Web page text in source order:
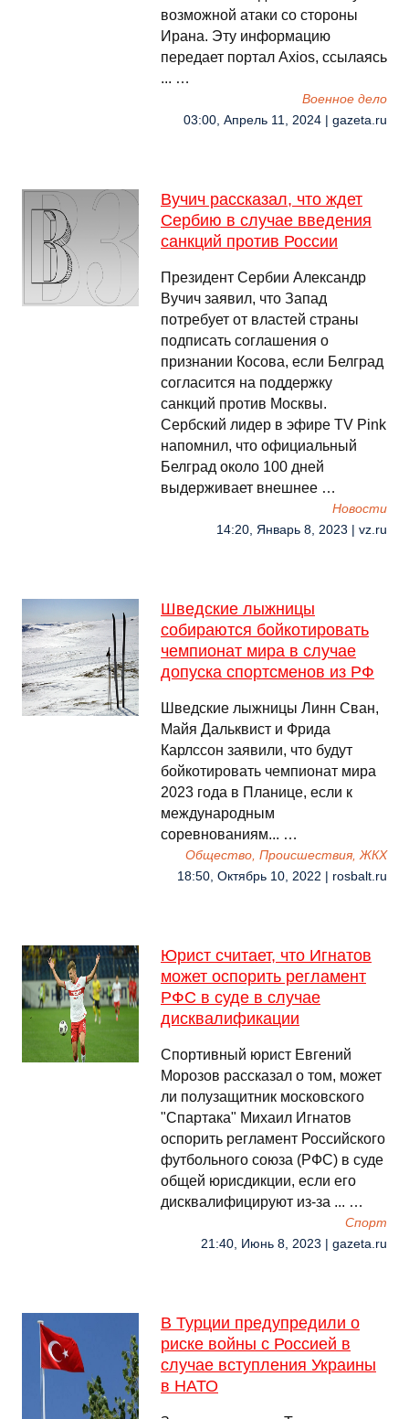
возможной атаки со стороны
Ирана. Эту информацию
передает портал Axios, ссылаясь
... …
Военное дело
03:00, Апрель 11, 2024 | gazeta.ru
Вучич рассказал, что ждет
Сербию в случае введения
санкций против России
Президент Сербии Александр
Вучич заявил, что Запад
потребует от властей страны
подписать соглашения о
признании Косова, если Белград
согласится на поддержку
санкций против Москвы.
Сербский лидер в эфире TV Pink
напомнил, что официальный
Белград около 100 дней
выдерживает внешнее …
Новости
14:20, Январь 8, 2023 | vz.ru
Шведские лыжницы
собираются бойкотировать
чемпионат мира в случае
допуска спортсменов из РФ
Шведские лыжницы Линн Сван,
Майя Дальквист и Фрида
Карлссон заявили, что будут
бойкотировать чемпионат мира
2023 года в Планице, если к
международным
соревнованиям... …
Общество, Происшествия, ЖКХ
18:50, Октябрь 10, 2022 | rosbalt.ru
Юрист считает, что Игнатов
может оспорить регламент
РФС в суде в случае
дисквалификации
Спортивный юрист Евгений
Морозов рассказал о том, может
ли полузащитник московского
"Спартака" Михаил Игнатов
оспорить регламент Российского
футбольного союза (РФС) в суде
общей юрисдикции, если его
дисквалифицируют из-за ... …
Спорт
21:40, Июнь 8, 2023 | gazeta.ru
В Турции предупредили о
риске войны с Россией в
случае вступления Украины
в НАТО